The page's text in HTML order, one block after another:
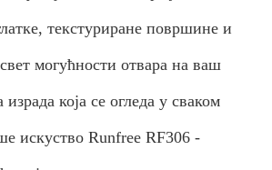
текстуриране површине и
могућности отвара на ваш
која се огледа у сваком
искуство Runfree RF306 -